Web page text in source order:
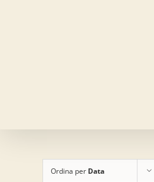
Ordina per Data